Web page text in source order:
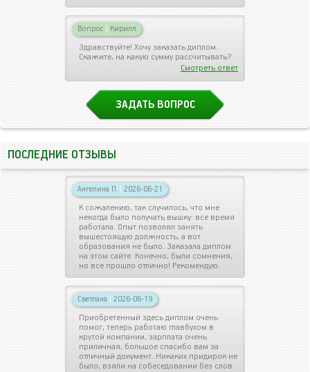
Вопрос | Кирилл
Здравствуйте! Хочу заказать диплом.
Скажите, на какую сумму рассчитывать?
Смотреть ответ
ЗАДАТЬ ВОПРОС
ПОСЛЕДНИЕ ОТЗЫВЫ
Ангелина П. | 2026-06-21
К сожалению, так случилось, что мне
некогда было получать вышку: все время
работала. Опыт позволял занять
вышестоящую должность, а вот
образования не было. Заказала диплом
на этом сайте. Конечно, были сомнения,
но все прошло отлично! Рекомендую.
Светлана | 2026-06-19
Приобретенный здесь диплом очень
помог, теперь работаю главбухом в
крутой компании, зарплата очень
приличная, большое спасибо вам за
отличный документ. Никаких придирок не
было, взяли на собеседовании без слов.